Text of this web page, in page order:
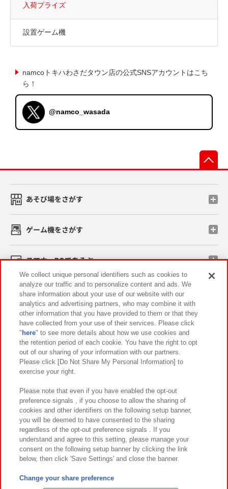
入荷プライズ
設置ゲーム機
namcoトキハわさだタウン店の公式SNSアカウントはこち
ら！
@namco_wasada
あそび場をさがす
ゲーム機をさがす
スマホ・PCであそぶ
イベント・キャンペーン
関連会社 サステナビリティ サイトポリシー
プライバシーポリシー ウェブアクセシビリティ方針と検証結果
お取引先さまとともに
カスタマーハラスメント対応方針 よくあるご質問・お問い合わせ
©Bandai Namco Amusement Inc.
©Bandai Namco Amusement Lab Inc.
We collect unique personal identifiers such as cookies to
analyze our traffic and to personalize content and ads. We
share information about your use of our website with our
analytics and advertising partners, who may combine it with
other information that you have provided to them or that they
have collected from your use of their services. Please click
" here" to see more details about how we use cookies and
the retention period of each cookie. You have the right to opt
out of our sharing of your information with our partners.
Please click [Do Not Share My Personal Information] to
exercise your right.
Please note that even if you have enabled the opt-out
preference signals , if you choose to allow the sharing of
cookies and other identifiers on the following setup banner,
you will be deemed to have consented to the sharing
regardless of the opt-out preference signals . If you
understand and agree to this setting, please manage your
consent on the following setup banner by clicking the link
below, then click 'Save Settings' and close the banner.
Change your share preference